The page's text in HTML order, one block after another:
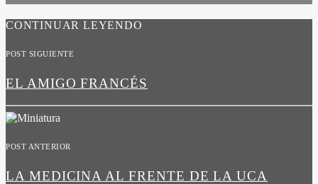
CONTINUAR LEYENDO
POST SIGUIENTE
EL AMIGO FRANCÉS
POST ANTERIOR
LA MEDICINA AL FRENTE DE LA UCA